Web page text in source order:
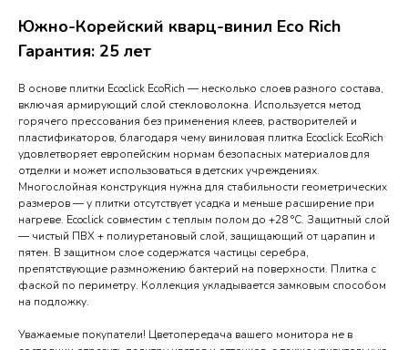
Южно-Корейский кварц-винил Eco Rich
Гарантия: 25 лет
В основе плитки Ecoclick EcoRich — несколько слоев разного состава,
включая армирующий слой стекловолокна. Используется метод
горячего прессования без применения клеев, растворителей и
пластификаторов, благодаря чему виниловая плитка Ecoclick EcoRich
удовлетворяет европейским нормам безопасных материалов для
отделки и может использоваться в детских учреждениях.
Многослойная конструкция нужна для стабильности геометрических
размеров — у плитки отсутствует усадка и меньше расширение при
нагреве. Ecoclick совместим с теплым полом до +28 °C. Защитный слой
— чистый ПВХ + полиуретановый слой, защищающий от царапин и
пятен. В защитном слое содержатся частицы серебра,
препятствующие размножению бактерий на поверхности. Плитка с
фаской по периметру. Коллекция укладывается замковым способом
на подложку.
Уважаемые покупатели! Цветопередача вашего монитора не в